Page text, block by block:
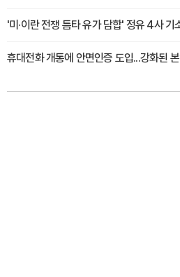
'미·이란 전쟁 틈타 유가 담합' 정유 4사
휴대전화 개통에 안면인증 도입...강화된